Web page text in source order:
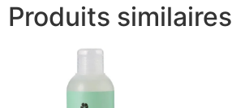
Produits similaires